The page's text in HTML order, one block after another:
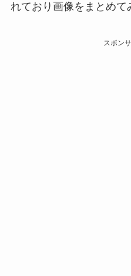
れており画像をまとめて
スポン